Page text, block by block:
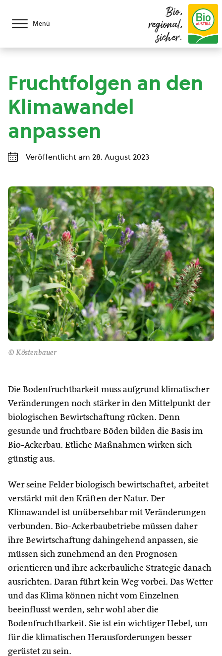
Menü
Bio,
regional,
sicher.
Fruchtfolgen an den
Klimawandel
anpassen
Veröffentlicht am 28. August 2023
© Köstenbauer
Die Bodenfruchtbarkeit muss aufgrund klimatischer
Veränderungen noch stärker in den Mittelpunkt der
biologischen Bewirtschaftung rücken. Denn
gesunde und fruchtbare Böden bilden die Basis im
Bio-Ackerbau. Etliche Maßnahmen wirken sich
günstig aus.
Wer seine Felder biologisch bewirtschaftet, arbeitet
verstärkt mit den Kräften der Natur. Der
Klimawandel ist unübersehbar mit Veränderungen
verbunden. Bio-Ackerbaubetriebe müssen daher
ihre Bewirtschaftung dahingehend anpassen, sie
müssen sich zunehmend an den Prognosen
orientieren und ihre ackerbauliche Strategie danach
ausrichten. Daran führt kein Weg vorbei. Das Wetter
und das Klima können nicht vom Einzelnen
beeinflusst werden, sehr wohl aber die
Bodenfruchtbarkeit. Sie ist ein wichtiger Hebel, um
für die klimatischen Herausforderungen besser
gerüstet zu sein.